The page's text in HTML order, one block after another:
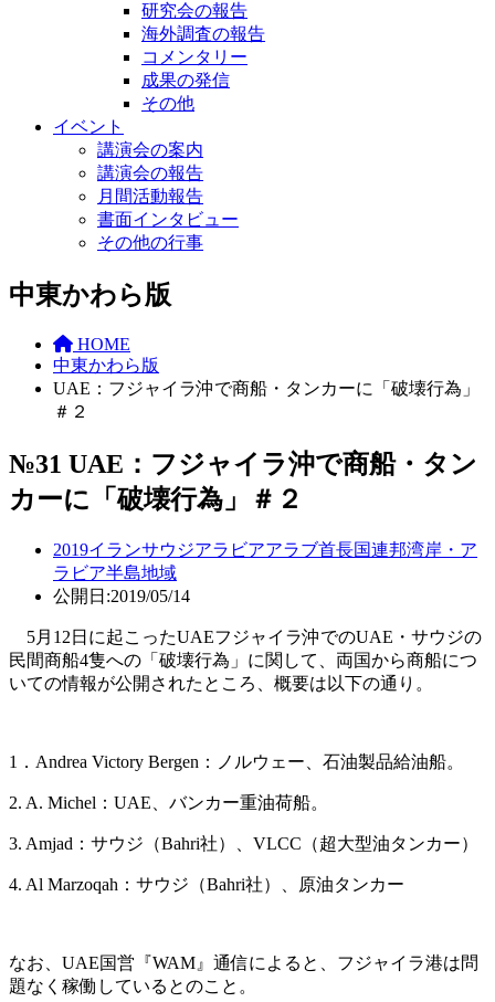
研究会の報告
海外調査の報告
コメンタリー
成果の発信
その他
イベント
講演会の案内
講演会の報告
月間活動報告
書面インタビュー
その他の行事
中東かわら版
HOME
中東かわら版
UAE：フジャイラ沖で商船・タンカーに「破壊行為」
＃２
№31 UAE：フジャイラ沖で商船・タン
カーに「破壊行為」＃２
2019イランサウジアラビアアラブ首長国連邦湾岸・ア
ラビア半島地域
公開日:2019/05/14
5月12日に起こったUAEフジャイラ沖でのUAE・サウジの
民間商船4隻への「破壊行為」に関して、両国から商船につ
いての情報が公開されたところ、概要は以下の通り。
1．Andrea Victory Bergen：ノルウェー、石油製品給油船。
2. A. Michel：UAE、バンカー重油荷船。
3. Amjad：サウジ（Bahri社）、VLCC（超大型油タンカー）
4. Al Marzoqah：サウジ（Bahri社）、原油タンカー
なお、UAE国営『WAM』通信によると、フジャイラ港は問
題なく稼働しているとのこと。